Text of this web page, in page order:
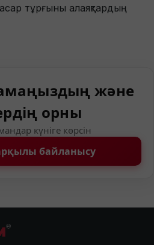
тұрғыны алаяқтардың
және
орны
күніге көрсін
байланысу